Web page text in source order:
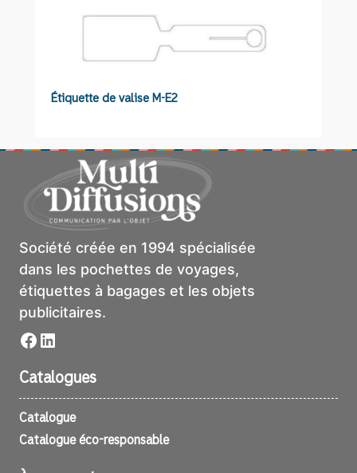
Étiquette de valise M-E2
Société créée en 1994 spécialisée
dans les pochettes de voyages,
étiquettes à bagages et les objets
publicitaires.
Facebook
LinkedIn
Catalogues
Catalogue
Catalogue éco-responsable